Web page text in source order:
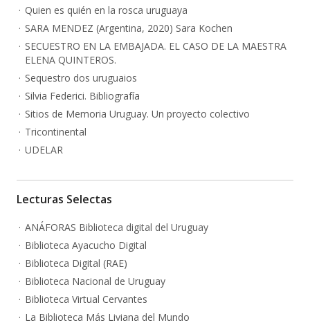
Quien es quién en la rosca uruguaya
SARA MENDEZ (Argentina, 2020) Sara Kochen
SECUESTRO EN LA EMBAJADA. EL CASO DE LA MAESTRA
ELENA QUINTEROS.
Sequestro dos uruguaios
Silvia Federici. Bibliografía
Sitios de Memoria Uruguay. Un proyecto colectivo
Tricontinental
UDELAR
Lecturas Selectas
ANÁFORAS Biblioteca digital del Uruguay
Biblioteca Ayacucho Digital
Biblioteca Digital (RAE)
Biblioteca Nacional de Uruguay
Biblioteca Virtual Cervantes
La Biblioteca Más Liviana del Mundo